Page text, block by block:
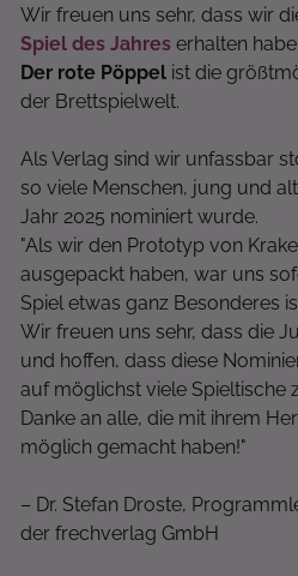
Wir freuen uns sehr, dass wir
Spiel des Jahres erhalten
Der rote Pöppel ist die
der Brettspielwelt.
Als Verlag sind wir unfassbar
so viele Menschen, jung und
Jahr 2025 nominiert wurde.
"Als wir den Prototyp von
ausgepackt haben, war uns
Spiel etwas ganz Besonderes
Wir freuen uns sehr, dass die
und hoffen, dass diese
auf möglichst viele Spieltische
Danke an alle, die mit ihrem
möglich gemacht haben!"
– Dr. Stefan Droste,
der frechverlag GmbH